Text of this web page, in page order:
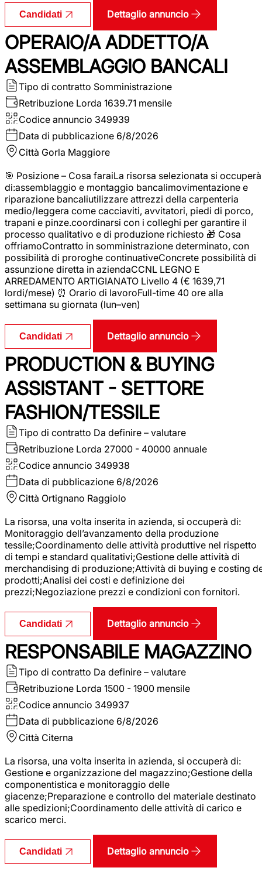
Candidati Dettaglio annuncio
OPERAIO/A ADDETTO/A
ASSEMBLAGGIO BANCALI
Tipo di contratto Somministrazione
Retribuzione Lorda 1639.71 mensile
Codice annuncio 349939
Data di pubblicazione 6/8/2026
Città Gorla Maggiore
🎯 Posizione – Cosa faraiLa risorsa selezionata si occuperà
di:assemblaggio e montaggio bancalimovimentazione e
riparazione bancaliutilizzare attrezzi della carpenteria
medio/leggera come cacciaviti, avvitatori, piedi di porco,
trapani e pinze.coordinarsi con i colleghi per garantire il
processo qualitativo e di produzione richiesto 🎁 Cosa
offriamoContratto in somministrazione determinato, con
possibilità di proroghe continuativeConcrete possibilità di
assunzione diretta in aziendaCCNL LEGNO E
ARREDAMENTO ARTIGIANATO Livello 4 (€ 1639,71
lordi/mese) ⏰ Orario di lavoroFull-time 40 ore alla
settimana su giornata (lun–ven)
Candidati Dettaglio annuncio
PRODUCTION & BUYING
ASSISTANT - SETTORE
FASHION/TESSILE
Tipo di contratto Da definire – valutare
Retribuzione Lorda 27000 - 40000 annuale
Codice annuncio 349938
Data di pubblicazione 6/8/2026
Città Ortignano Raggiolo
La risorsa, una volta inserita in azienda, si occuperà di:
Monitoraggio dell’avanzamento della produzione
tessile;Coordinamento delle attività produttive nel rispetto
di tempi e standard qualitativi;Gestione delle attività di
merchandising di produzione;Attività di buying e costing
prodotti;Analisi dei costi e definizione dei
prezzi;Negoziazione prezzi e condizioni con fornitori.
Candidati Dettaglio annuncio
RESPONSABILE MAGAZZINO
Tipo di contratto Da definire – valutare
Retribuzione Lorda 1500 - 1900 mensile
Codice annuncio 349937
Data di pubblicazione 6/8/2026
Città Citerna
La risorsa, una volta inserita in azienda, si occuperà di:
Gestione e organizzazione del magazzino;Gestione della
componentistica e monitoraggio delle
giacenze;Preparazione e controllo del materiale destinato
alle spedizioni;Coordinamento delle attività di carico e
scarico merci.
Candidati Dettaglio annuncio